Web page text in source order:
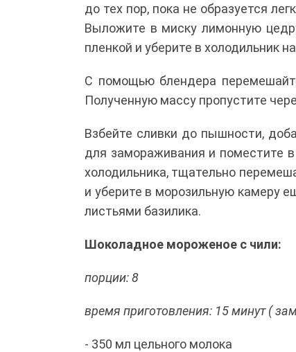
до тех пор, пока не образуется
Выложите в миску лимонную
пленкой и уберите в холодильник
С помощью блендера
Полученную массу пропустите
Взбейте сливки до пышности,
для замораживания и поместите
холодильника, тщательно
и уберите в морозильную камеру
листьями базилика.
Шоколадное мороженое с чили:
порции: 8
время приготовления: 15 минут (
- 350 мл цельного молока